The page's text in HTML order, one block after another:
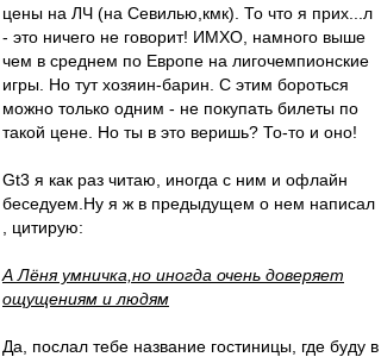
цены на ЛЧ (на Севилью,кмк). То что я прих...л
- это ничего не говорит! ИМХО, намного выше
чем в среднем по Европе на лигочемпионские
игры. Но тут хозяин-барин. С этим бороться
можно только одним - не покупать билеты по
такой цене. Но ты в это веришь? То-то и оно!
Gt3 я как раз читаю, иногда с ним и офлайн
беседуем.Ну я ж в предыдущем о нем написал
, цитирую:
А Лёня умничка,но иногда очень доверяет
ощущениям и людям
Да, послал тебе название гостиницы, где буду в